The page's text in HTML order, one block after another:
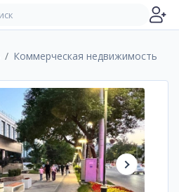
Коммерческая недвижимость